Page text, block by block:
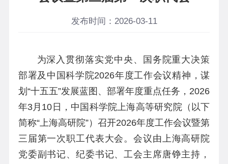
发布时间：2026-03-11
为深入贯彻落实党中央、国务院重大决策
部署及中国科学院2026年度工作会议精神，谋
划“十五五”发展蓝图、部署年度重点任务， 2026
年3月10日， 中国科学院上海高等研究院（以下
简称“上海高研院”） 召开2026年度工作会议暨第
三届第一次职工代表大会。会议由上海高研院
党委副书记、纪委书记、工会主席唐铮主持，